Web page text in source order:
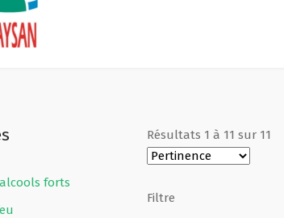
forts
Résultats 1 à 11 sur 11
Filtre